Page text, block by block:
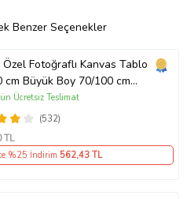
modern ve minimalist bir
Benzer Seçenekler
Özel Fotoğraflı Kanvas Tablo
cm Büyük Boy 70/100 cm
Tablosu – Sevgiliye & Aileye
Hediye , Babaya Hediye
(532)
Ücretsiz Teslimat
TL
%25 İndirim 562,43 TL